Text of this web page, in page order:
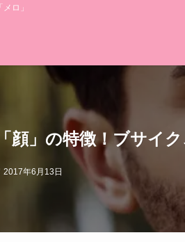
ロ」
顔」の特徴！ブサイ
2017年6月13日